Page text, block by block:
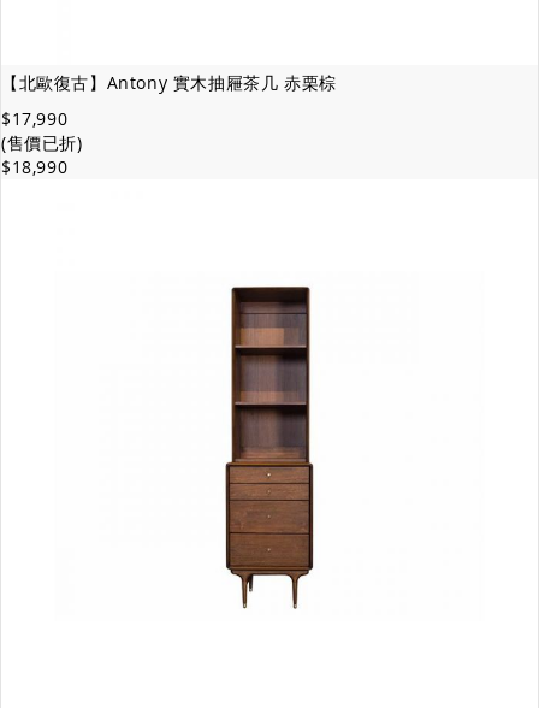
【北歐復古】Antony 實木抽屜茶几 赤栗棕
$17,990
(售價已折)
$18,990